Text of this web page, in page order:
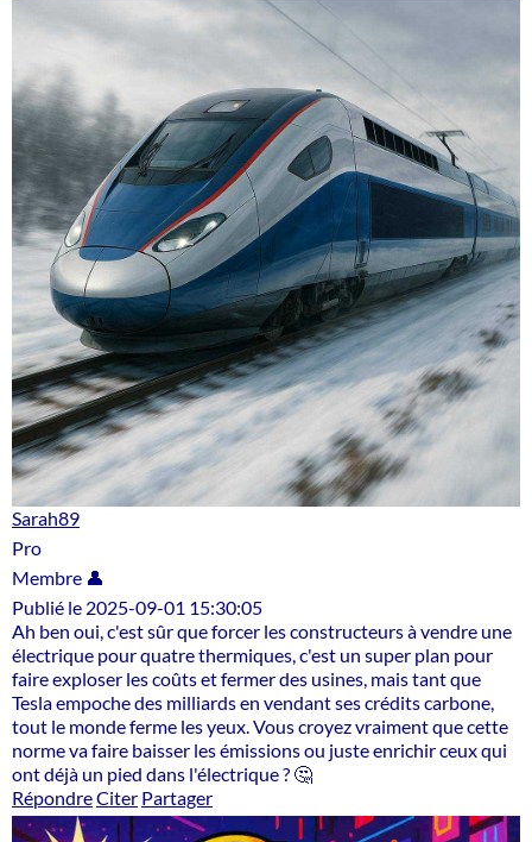
Sarah89
Pro
Membre 👤
Publié le 2025-09-01 15:30:05
Ah ben oui, c'est sûr que forcer les constructeurs à vendre une
électrique pour quatre thermiques, c'est un super plan pour
faire exploser les coûts et fermer des usines, mais tant que
Tesla empoche des milliards en vendant ses crédits carbone,
tout le monde ferme les yeux. Vous croyez vraiment que cette
norme va faire baisser les émissions ou juste enrichir ceux qui
ont déjà un pied dans l'électrique ? 🤔
RépondreCiter Partager